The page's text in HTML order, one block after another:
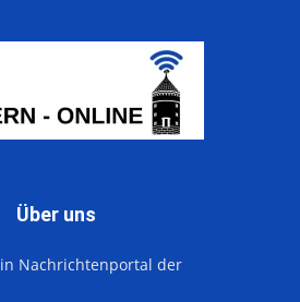
Über uns
Nachrichtenportal der